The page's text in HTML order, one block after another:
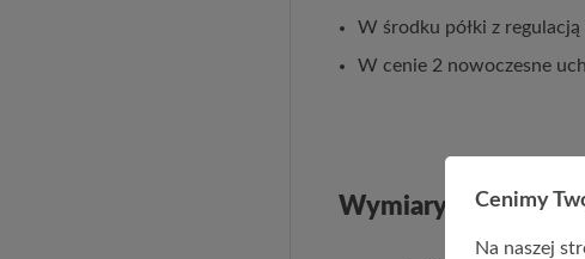
W środku półki z
W cenie 2 nowoczesne
Wymiary szafki na
Cenimy
Na naszej